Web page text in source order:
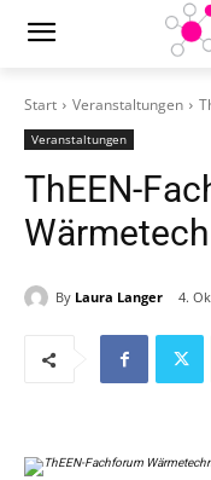
Start Veranstaltungen
Veranstaltungen
ThEEN-
By Laura Langer 4.